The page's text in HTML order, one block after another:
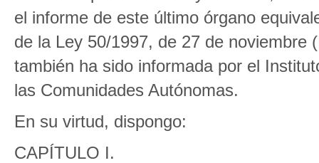
el informe de este último órgano
de la Ley 50/1997, de 27 de noviembre
también ha sido informada por el
las Comunidades Autónomas.
En su virtud, dispongo:
CAPÍTULO I.